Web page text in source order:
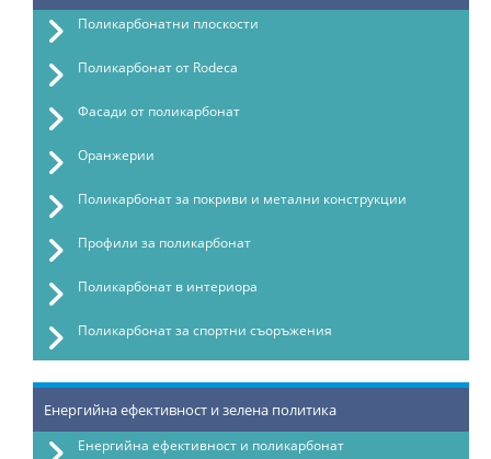
Поликарбонатни плоскости
Поликарбонат от Rodeca
Фасади от поликарбонат
Оранжерии
Поликарбонат за покриви и метални конструкции
Профили за поликарбонат
Поликарбонат в интериора
Поликарбонат за спортни съоръжения
Енергийна ефективност и зелена политика
Енергийна ефективност и поликарбонат